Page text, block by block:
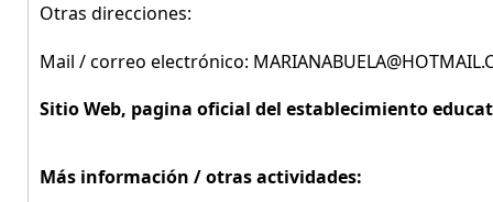
Otras direcciones:
Mail / correo electrónico:
Sitio Web, pagina oficial del establecimiento
Más información / otras actividades: